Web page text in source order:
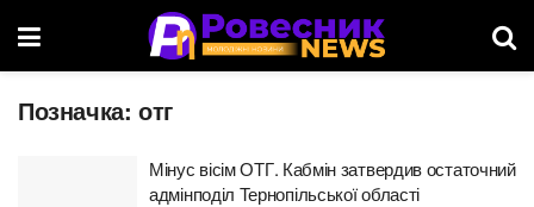
Позначка: отг
Мінус вісім ОТГ. Кабмін затвердив остаточний
адмінподіл Тернопільської області